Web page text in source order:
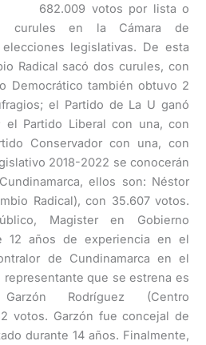
682.009 votos por lista o
curules en la Cámara de
legislativas. De esta
Radical sacó dos curules, con
Democrático también obtuvo 2
el Partido de La U ganó
el Partido Liberal con una, con
Conservador con una, con
2018-2022 se conocerán
ellos son: Néstor
Radical), con 35.607 votos.
Magister en Gobierno
12 años de experiencia en el
de Cundinamarca en el
representante que se estrena es
Rodríguez (Centro
votos. Garzón fue concejal de
durante 14 años. Finalmente,